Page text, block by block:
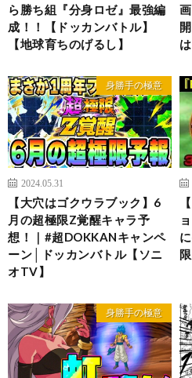
ら勝ち組『分身ロゼ』最強編
成！！【ドッカンバトル】
【地球育ちのげるし】
身勝手の極意
2024.05.31
【大穴はゴクウラブック】6
月の超極限Z覚醒キャラ予
想！｜#超DOKKANキャンペ
ーン│ドッカンバトル【ソニ
オTV】
身勝手の極意